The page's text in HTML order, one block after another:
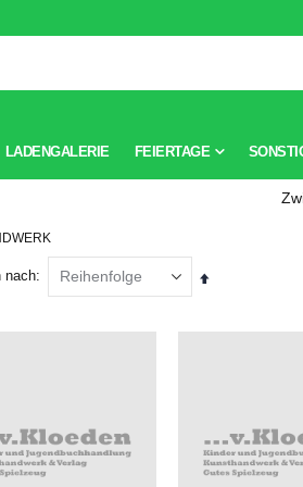
LADENGALERIE FEIERTAGE
nach
Absteigend